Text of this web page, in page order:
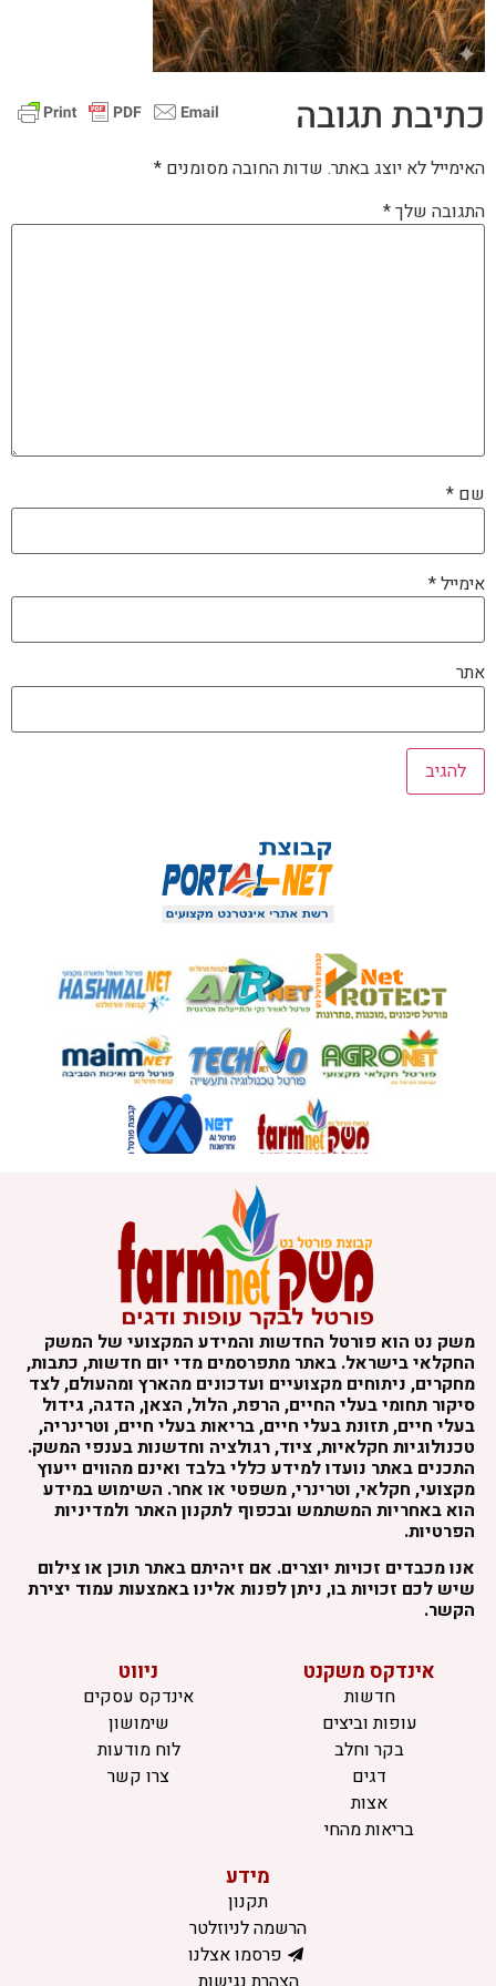
כתיבת תגובה
האימייל לא יוצג באתר. שדות החובה מסומנים *
התגובה שלך*
שם *
אימייל*
אתר
משק נט הוא פורטל החדשות והמידע המקצועי של המשק
החקלאי בישראל. באתר מתפרסמים מדי יום חדשות, כתבות,
מחקרים, ניתוחים מקצועיים ועדכונים מהארץ ומהעולם, לצד
סיקור תחומי בעלי החיים, הרפת, הלול, הצאן, הדגה, גידול
בעלי חיים, תזונת בעלי חיים, בריאות בעלי חיים, וטרינריה,
טכנולוגיות חקלאיות, ציוד, רגולציה וחדשנות בענפי המשק.
התכנים באתר נועדו למידע כללי בלבד ואינם מהווים ייעוץ
מקצועי, חקלאי, וטרינרי, משפטי או אחר. השימוש במידע
הוא באחריות המשתמש ובכפוף לתקנון האתר ולמדיניות
הפרטיות.
אנו מכבדים זכויות יוצרים. אם זיהיתם באתר תוכן או צילום
שיש לכם זכויות בו, ניתן לפנות אלינו באמצעות עמוד יצירת
הקשר.
אינדקס משקנט
חדשות
עופות וביצים
בקר וחלב
דגים
אצות
בריאות מהחי
ניווט
אינדקס עסקים
שימושון
לוח מודעות
צרו קשר
מידע
תקנון
הרשמה לניוזלטר
פרסמו אצלנו